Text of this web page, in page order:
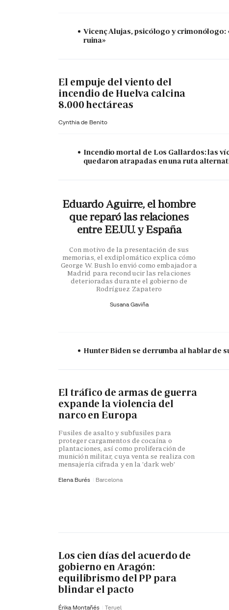
Vicenç Alujas, psicólogo y crimonólogo:
ruina»
El empuje del viento del
incendio de Huelva calcina
8.000 hectáreas
Cynthia de Benito
Incendio mortal de Los Gallardos: las
quedaron atrapadas en una ruta
Eduardo Aguirre, el hombre
que reparó las relaciones
entre EE.UU. y España
Con motivo de la presentación de sus
memorias, el exdiplomático explica cómo
George W. Bush lo envió como embajador a
Madrid para reconducir las relaciones
deterioradas durante el gobierno de
Rodríguez Zapatero
Susana Gaviña
Hunter Biden se derrumba al hablar de
El tráfico de armas de guerra
expande la violencia del
narco en Europa
Fusiles de asalto y subfusiles para
proteger cargamentos de cocaína o
plantaciones, así como proliferación de
munición militar, cuya venta se realiza con
mensajería cifrada y en la 'dark web'
Elena Burés Barcelona
Los cien días del acuerdo de
gobierno en Aragón:
equilibrismo del PP para
blindar el pacto
Érika Montañés Teruel